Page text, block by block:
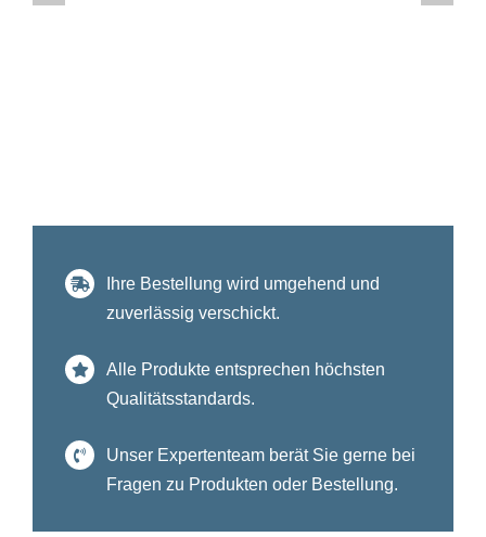
Ihre Bestellung wird umgehend und
zuverlässig verschickt.
Alle Produkte entsprechen höchsten
Qualitätsstandards.
Unser Expertenteam berät Sie gerne bei
Fragen zu Produkten oder Bestellung.